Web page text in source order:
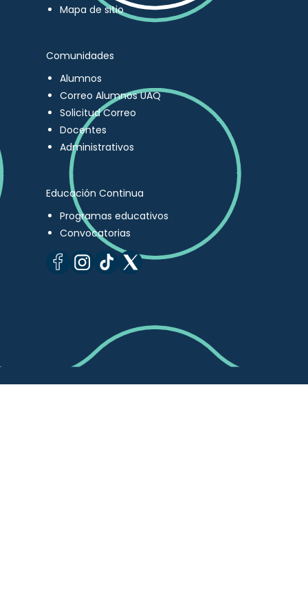
Mapa de sitio
Comunidades
Alumnos
Correo Alumnos UAQ
Solicitud Correo
Docentes
Administrativos
Educación Continua
Programas educativos
Convocatorias